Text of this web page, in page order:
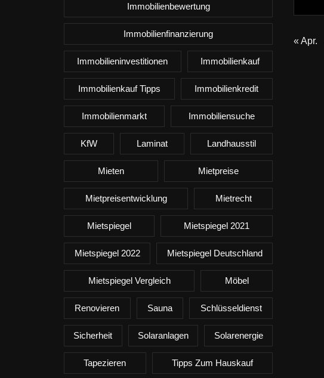
Immobilienbewertung
Immobilienfinanzierung
Immobilieninvestitionen Immobilienkauf
Immobilienkauf Tipps Immobilienkredit
Immobilienmarkt Immobiliensuche
KfW Laminat Landhausstil
Mieten Mietpreise
Mietpreisentwicklung Mietrecht
Mietspiegel Mietspiegel 2021
Mietspiegel 2022 Mietspiegel Deutschland
Mietspiegel Vergleich Möbel
Renovieren Sauna Schlüsseldienst
Sicherheit Solaranlagen Solarenergie
Tapezieren Tipps Zum Hauskauf
« Apr.